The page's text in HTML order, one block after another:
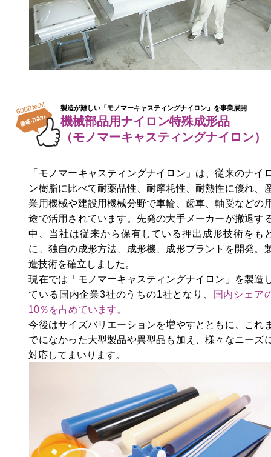
製造が難しい「モノマーキャスティングナイロン」を事業展開
機械部品用ナイロン特殊成形品
（モノマーキャスティングナイロン）
「モノマーキャスティングナイロン」は、従来のナイ
ン樹脂に比べて耐薬品性、耐摩耗性、耐熱性に優れ、
業用機械や建設用機械分野で車輪、歯車、軸受などの
途で活用されています。先発の大手メーカーが撤退す
中、当社は従来から保有している押出成形技術をも
に、独自の成形方法、成形機、成形プラントを開発。
造技術を確立しました。
現在では「モノマーキャスティングナイロン」を製造
ている国内企業3社のうちの1社となり、
国内シェア
10％を占めています。
今後はサイズバリエーションを増やすとともに、これ
でになかった大型製品や異型品も加え、様々なニーズ
対応してまいります。